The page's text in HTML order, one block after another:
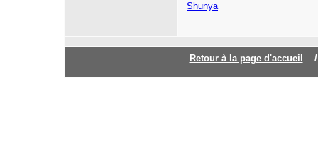
Shunya
Retour à la page d'accuei